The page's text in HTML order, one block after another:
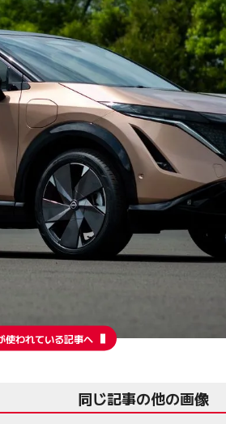
使われている記事へ
同じ記事の他の画像